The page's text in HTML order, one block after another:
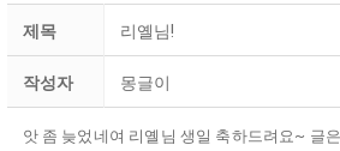
제목 리옐님!
작성자 몽글이
앗 좀 늦었네여 리옐님 생일 축하드려요~ 글